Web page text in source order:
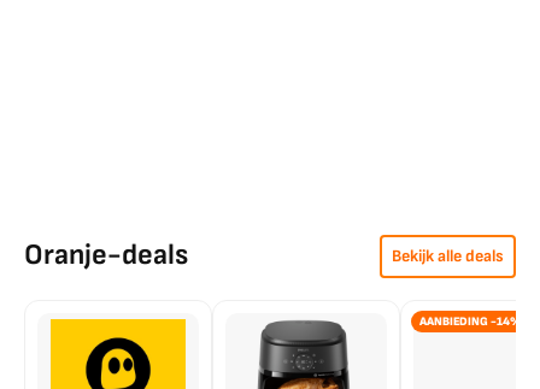
Oranje-deals Bekijk alle deals
AANBIEDING -14%